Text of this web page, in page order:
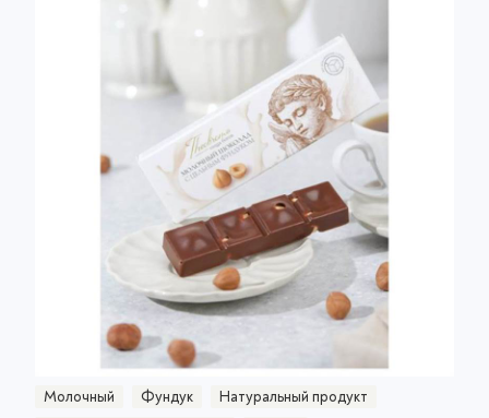
Молочный Фундук
Натуральный продукт